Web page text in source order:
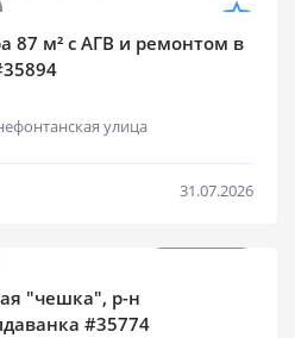
87 м² с АГВ и ремонтом в
улица
31.07.2026
"чешка", р-н
#35774